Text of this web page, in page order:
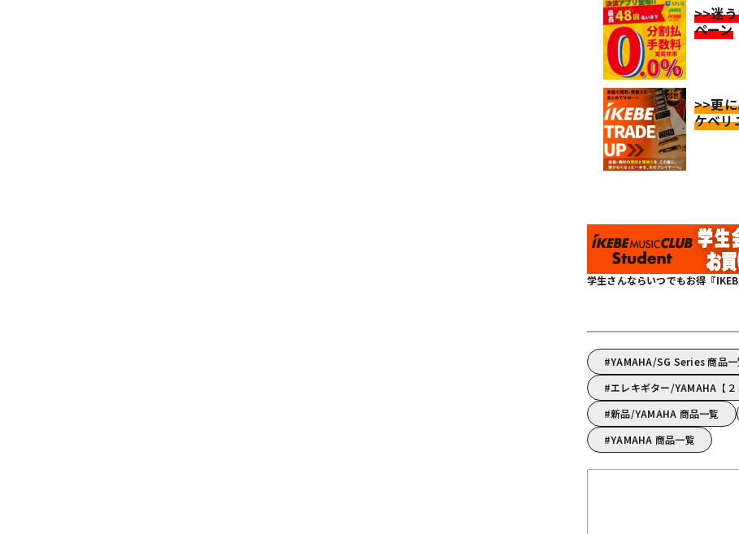
>>迷
ペーン
>>更
ケベリ
学生さんならいつでもお得『
YAMAHA/SG Series 商品一
エレキギター/YAMAHA【
新品/YAMAHA 商品一覧
YAMAHA 商品一覧